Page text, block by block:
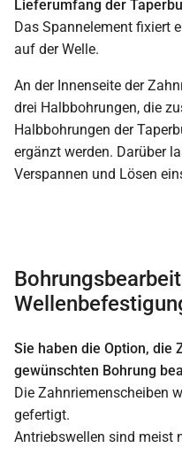
Lieferumfang der
Das Spannelement fixiert
auf der Welle.
An der Innenseite der
drei Halbbohrungen, die
Halbbohrungen der
ergänzt werden. Darüber
Verspannen und Lösen
Sie haben die Option, die
gewünschten Bohrung
Die Zahnriemenscheiben
gefertigt.
Antriebswellen sind meist